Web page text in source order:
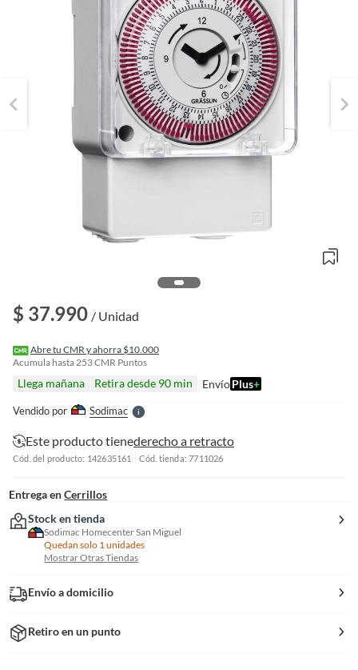
$ 37.990 / Unidad
Abre tu CMR y ahorra $10.000
Acumula hasta253CMR Puntos
Llega mañana Retira desde 90 min EnvíoPlus+
Vendido por SodimacS
l
e
r
n
Este producto tienederecho a retracto
Cód. del producto: 142635161 Cód. tienda: 7711026
Entrega en Cerrillos
Stock en tienda
Sodimac Homecenter San Miguel
Quedan solo 1 unidades
Mostrar Otras Tiendas
Envío a domicilio
Retiro en un punto